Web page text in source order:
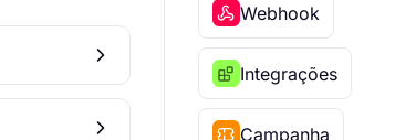
Webhook
Integrações
Campanha